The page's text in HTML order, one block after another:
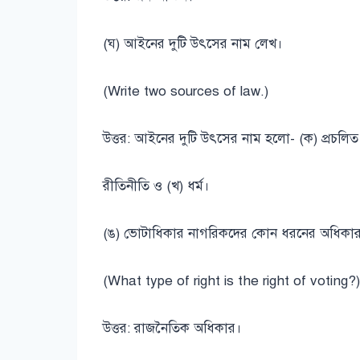
(ঘ) আইনের দুটি উৎসের নাম লেখ।
(Write two sources of law.)
উত্তর: আইনের দুটি উৎসের নাম হলো- (ক) প্রচলিত
রীতিনীতি ও (খ) ধর্ম।
(ঙ) ভোটাধিকার নাগরিকদের কোন ধরনের
(What type of right is the right of voting?)
উত্তর: রাজনৈতিক অধিকার।